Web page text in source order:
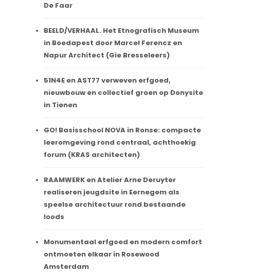
De Faar
BEELD/VERHAAL. Het Etnografisch Museum
in Boedapest door Marcel Ferencz en
Napur Architect (Gie Bresseleers)
51N4E en AST77 verweven erfgoed,
nieuwbouw en collectief groen op Donysite
in Tienen
GO! Basisschool NOVA in Ronse: compacte
leeromgeving rond centraal, achthoekig
forum (KRAS architecten)
RAAMWERK en Atelier Arne Deruyter
realiseren jeugdsite in Eernegem als
speelse architectuur rond bestaande
loods
Monumentaal erfgoed en modern comfort
ontmoeten elkaar in Rosewood
Amsterdam